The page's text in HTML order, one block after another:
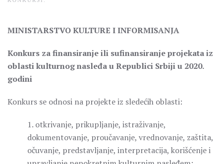
MINISTARSTVO KULTURE I INFORMISANJA
Konkurs za finansiranje ili sufinansiranje projekata iz
oblasti kulturnog nasleđa u Republici Srbiji u 2020.
godini
Konkurs se odnosi na projekte iz sledećih oblasti:
1. otkrivanje, prikupljanje, istraživanje,
dokumentovanje, proučavanje, vrednovanje, zaštita,
očuvanje, predstavljanje, interpretacija, korišćenje i